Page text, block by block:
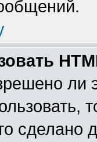
сделано